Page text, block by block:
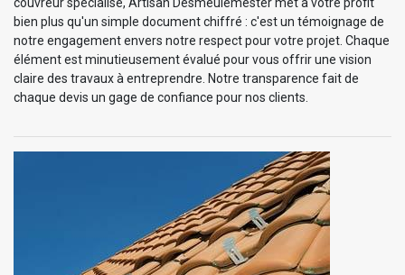
bien plus qu'un simple document chiffré : c'est un témoignage de
notre engagement envers notre respect pour votre projet. Chaque
élément est minutieusement évalué pour vous offrir une vision
claire des travaux à entreprendre. Notre transparence fait de
chaque devis un gage de confiance pour nos clients.